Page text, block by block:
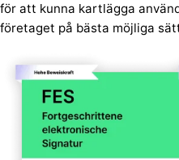
för att kunna kartlägga
företaget på bästa möjliga